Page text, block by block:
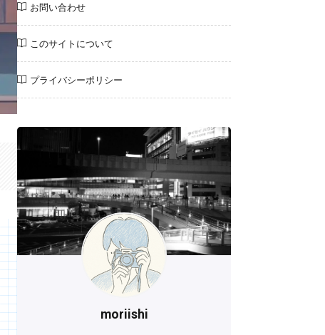
お問い合わせ
このサイトについて
プライバシーポリシー
moriishi